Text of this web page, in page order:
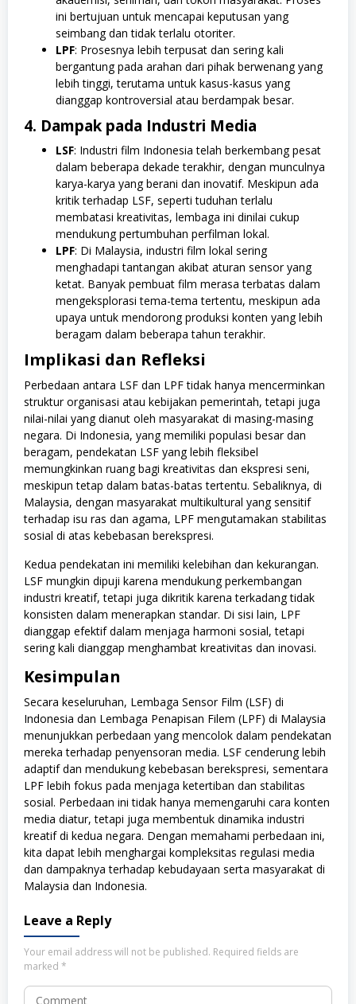
ini bertujuan untuk mencapai keputusan yang
seimbang dan tidak terlalu otoriter.
LPF: Prosesnya lebih terpusat dan sering kali
bergantung pada arahan dari pihak berwenang yang
lebih tinggi, terutama untuk kasus-kasus yang
dianggap kontroversial atau berdampak besar.
4. Dampak pada Industri Media
LSF: Industri film Indonesia telah berkembang pesat
dalam beberapa dekade terakhir, dengan munculnya
karya-karya yang berani dan inovatif. Meskipun ada
kritik terhadap LSF, seperti tuduhan terlalu
membatasi kreativitas, lembaga ini dinilai cukup
mendukung pertumbuhan perfilman lokal.
LPF: Di Malaysia, industri film lokal sering
menghadapi tantangan akibat aturan sensor yang
ketat. Banyak pembuat film merasa terbatas dalam
mengeksplorasi tema-tema tertentu, meskipun ada
upaya untuk mendorong produksi konten yang lebih
beragam dalam beberapa tahun terakhir.
Implikasi dan Refleksi
Perbedaan antara LSF dan LPF tidak hanya mencerminkan
struktur organisasi atau kebijakan pemerintah, tetapi juga
nilai-nilai yang dianut oleh masyarakat di masing-masing
negara. Di Indonesia, yang memiliki populasi besar dan
beragam, pendekatan LSF yang lebih fleksibel
memungkinkan ruang bagi kreativitas dan ekspresi seni,
meskipun tetap dalam batas-batas tertentu. Sebaliknya, di
Malaysia, dengan masyarakat multikultural yang sensitif
terhadap isu ras dan agama, LPF mengutamakan stabilitas
sosial di atas kebebasan berekspresi.
Kedua pendekatan ini memiliki kelebihan dan kekurangan.
LSF mungkin dipuji karena mendukung perkembangan
industri kreatif, tetapi juga dikritik karena terkadang tidak
konsisten dalam menerapkan standar. Di sisi lain, LPF
dianggap efektif dalam menjaga harmoni sosial, tetapi
sering kali dianggap menghambat kreativitas dan inovasi.
Kesimpulan
Secara keseluruhan, Lembaga Sensor Film (LSF) di
Indonesia dan Lembaga Penapisan Filem (LPF) di Malaysia
menunjukkan perbedaan yang mencolok dalam pendekatan
mereka terhadap penyensoran media. LSF cenderung lebih
adaptif dan mendukung kebebasan berekspresi, sementara
LPF lebih fokus pada menjaga ketertiban dan stabilitas
sosial. Perbedaan ini tidak hanya memengaruhi cara konten
media diatur, tetapi juga membentuk dinamika industri
kreatif di kedua negara. Dengan memahami perbedaan ini,
kita dapat lebih menghargai kompleksitas regulasi media
dan dampaknya terhadap kebudayaan serta masyarakat di
Malaysia dan Indonesia.
Leave a Reply
Your email address will not be published. Required fields are
marked *